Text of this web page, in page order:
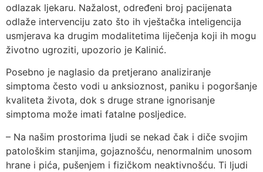
odlazak ljekaru. Nažalost, određeni broj pacijenata
odlaže intervenciju zato što ih vještačka inteligencija
usmjerava ka drugim modalitetima liječenja koji ih mogu
životno ugroziti, upozorio je Kalinić.
Posebno je naglasio da pretjerano analiziranje
simptoma često vodi u anksioznost, paniku i pogoršanje
kvaliteta života, dok s druge strane ignorisanje
simptoma može imati fatalne posljedice.
– Na našim prostorima ljudi se nekad čak i diče svojim
patološkim stanjima, gojaznošću, nenormalnim unosom
hrane i pića, pušenjem i fizičkom neaktivnošću. Ti ljudi